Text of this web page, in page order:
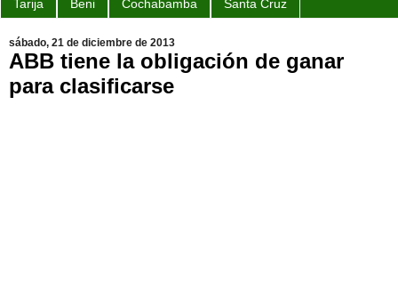
Tarija Beni Cochabamba Santa Cruz
sábado, 21 de diciembre de 2013
ABB tiene la obligación de ganar
para clasificarse